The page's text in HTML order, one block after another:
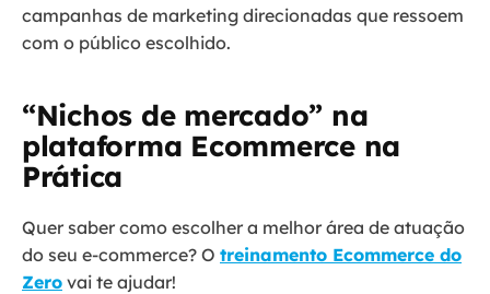
campanhas de marketing direcionadas que ressoem
com o público escolhido.
“Nichos de mercado” na
plataforma Ecommerce na
Prática
Quer saber como escolher a melhor área de atuação
do seu e-commerce? O treinamento Ecommerce do
Zero vai te ajudar!